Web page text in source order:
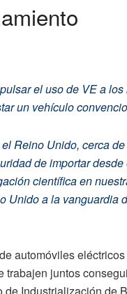
el uso de VE a
un vehículo
Reino Unido, cerca
de importar desde
científica en
Unido a la vanguardia
automóviles
trabajen juntos
de Industrialización de